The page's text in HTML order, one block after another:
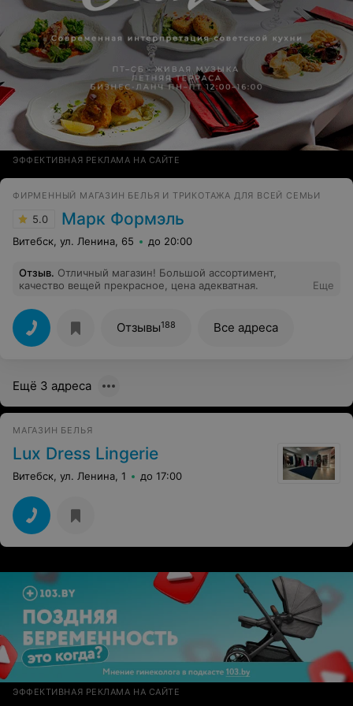
ЭФФЕКТИВНАЯ РЕКЛАМА НА САЙТЕ
ФИРМЕННЫЙ МАГАЗИН БЕЛЬЯ И ТРИКОТАЖА ДЛЯ ВСЕЙ СЕМЬИ
5.0 Марк Формэль
Витебск, ул. Ленина, 65 до 20:00
Отзыв. Отличный магазин! Большой ассортимент,
качество вещей прекрасное, цена адекватная.
Еще
Отзывы188 Все адреса
Ещё 3 адреса
МАГАЗИН БЕЛЬЯ
Lux Dress Lingerie
Витебск, ул. Ленина, 1 до 17:00
ЭФФЕКТИВНАЯ РЕКЛАМА НА САЙТЕ